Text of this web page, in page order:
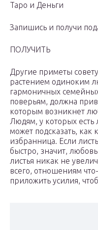
Таро и Деньги
Запишись и получи
ПОЛУЧИТЬ
Другие приметы
растением одиноким
гармоничных
поверьям, должна
которым возникнет
Людям, у которых
может подсказать, как
избранница. Если
быстро, значит,
листья никак не
всего, отношениям
приложить усилия,